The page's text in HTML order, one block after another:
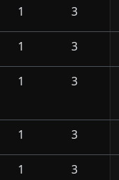
1 3
1 3
1 3
1 3
1 3